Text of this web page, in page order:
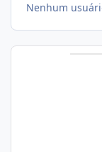
Nenhum